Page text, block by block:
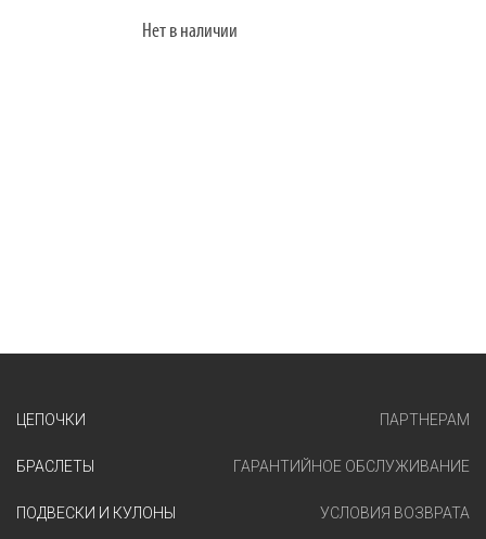
Нет в наличии
ЦЕПОЧКИ
БРАСЛЕТЫ
ПОДВЕСКИ И КУЛОНЫ
ПАРТНЕРАМ
ГАРАНТИЙНОЕ ОБСЛУЖИВАНИЕ
УСЛОВИЯ ВОЗВРАТА